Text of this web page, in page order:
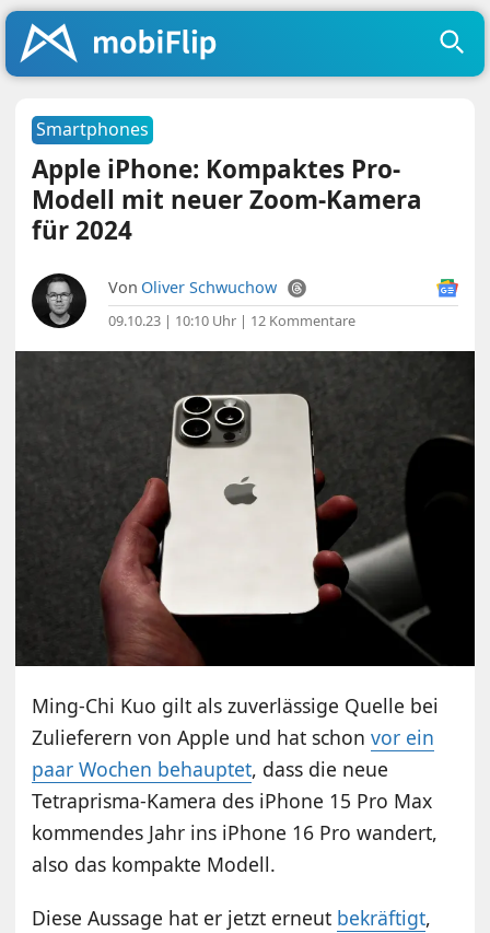
Smartphones
Apple iPhone: Kompaktes Pro-
Modell mit neuer Zoom-Kamera
für 2024
Von Oliver Schwuchow
09.10.23 | 10:10 Uhr | 12 Kommentare
Ming-Chi Kuo gilt als zuverlässige Quelle bei
Zulieferern von Apple und hat schonvor ein
paar Wochen behauptet, dass die neue
Tetraprisma-Kamera des iPhone 15 Pro Max
kommendes Jahr ins iPhone 16 Pro wandert,
also das kompakte Modell.
Diese Aussage hat er jetzt erneut bekräftigt,